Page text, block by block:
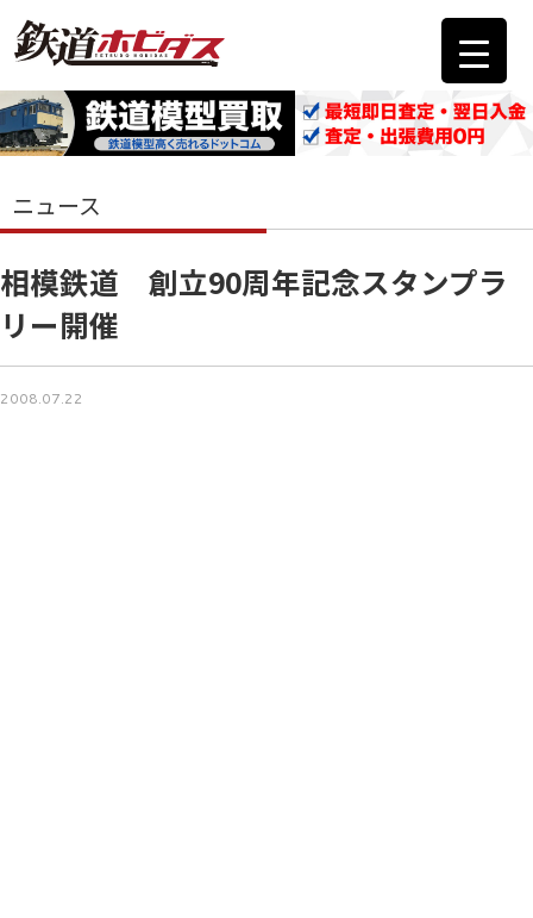
ニュース
相模鉄道 創立90周年記念スタンプラ
リー開催
2008.07.22